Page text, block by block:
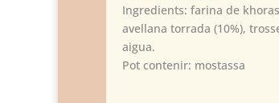
Ingredients: farina de
avellana torrada (10%),
aigua.
Pot contenir: mostassa